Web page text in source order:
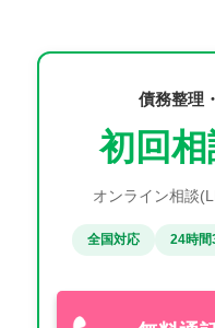
債務整理
初回
オンライン相談
全国対応 24時間